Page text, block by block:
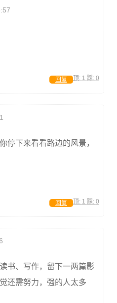
顶: 1 踩: 0
回复
停下来看看路边的风景，
顶: 1 踩: 0
回复
书、写作，留下一两篇影
还需努力，强的人太多